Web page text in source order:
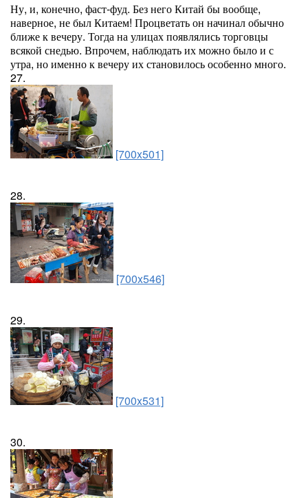
Ну, и, конечно, фаст-фуд. Без него Китай бы вообще,
наверное, не был Китаем! Процветать он начинал обычно
ближе к вечеру. Тогда на улицах появлялись торговцы
всякой снедью. Впрочем, наблюдать их можно было и с
утра, но именно к вечеру их становилось особенно много.
27.
[700x501]
28.
[700x546]
29.
[700x531]
30.